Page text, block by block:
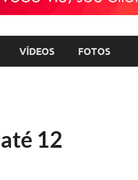
VÍDEOS FOTOS
12